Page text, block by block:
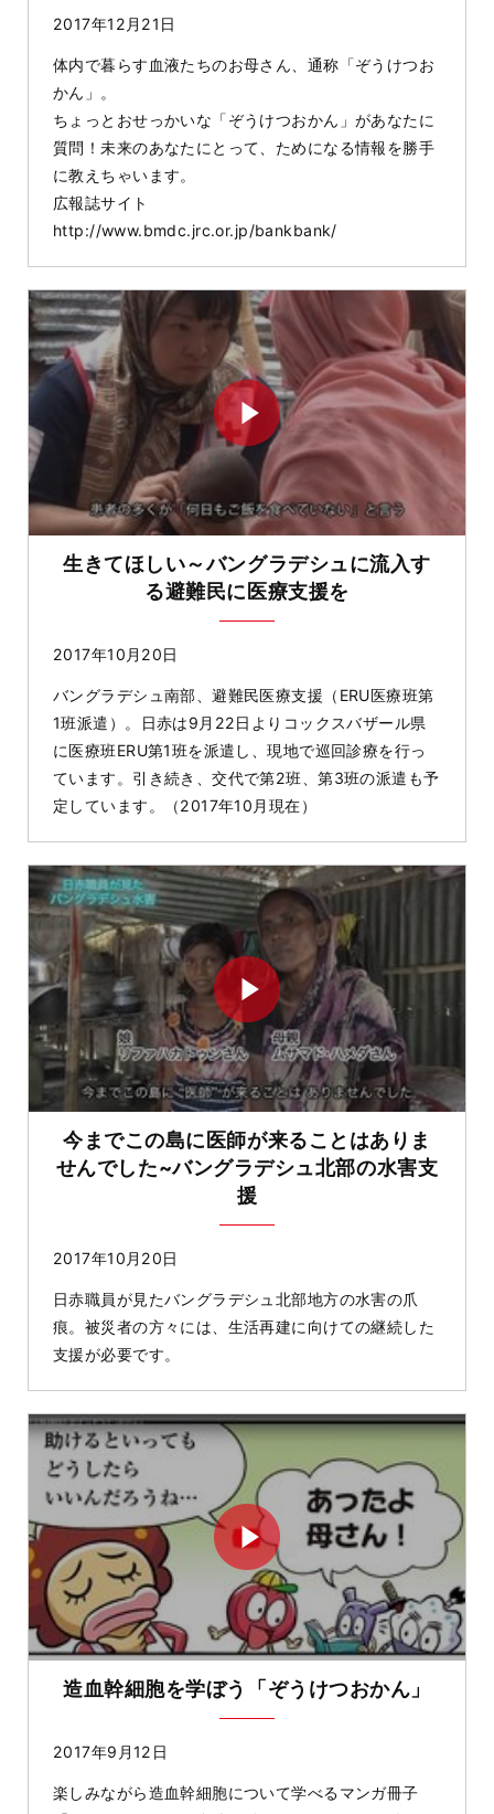
2017年12月21日
体内で暮らす血液たちのお母さん、通称「ぞうけつお
かん」。
ちょっとおせっかいな「ぞうけつおかん」があなたに
質問！未来のあなたにとって、ためになる情報を勝手
に教えちゃいます。
広報誌サイト
http://www.bmdc.jrc.or.jp/bankbank/
生きてほしい～バングラデシュに流入す
る避難民に医療支援を
2017年10月20日
バングラデシュ南部、避難民医療支援（ERU医療班第
1班派遣）。日赤は9月22日よりコックスバザール県
に医療班ERU第1班を派遣し、現地で巡回診療を行っ
ています。引き続き、交代で第2班、第3班の派遣も予
定しています。（2017年10月現在）
今までこの島に医師が来ることはありま
せんでした~バングラデシュ北部の水害支
援
2017年10月20日
日赤職員が見たバングラデシュ北部地方の水害の爪
痕。被災者の方々には、生活再建に向けての継続した
支援が必要です。
造血幹細胞を学ぼう「ぞうけつおかん」
2017年9月12日
楽しみながら造血幹細胞について学べるマンガ冊子